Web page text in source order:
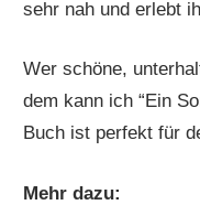
sehr nah und erlebt
Wer schöne,
dem kann ich “Ein
Buch ist perfekt für
Mehr dazu: